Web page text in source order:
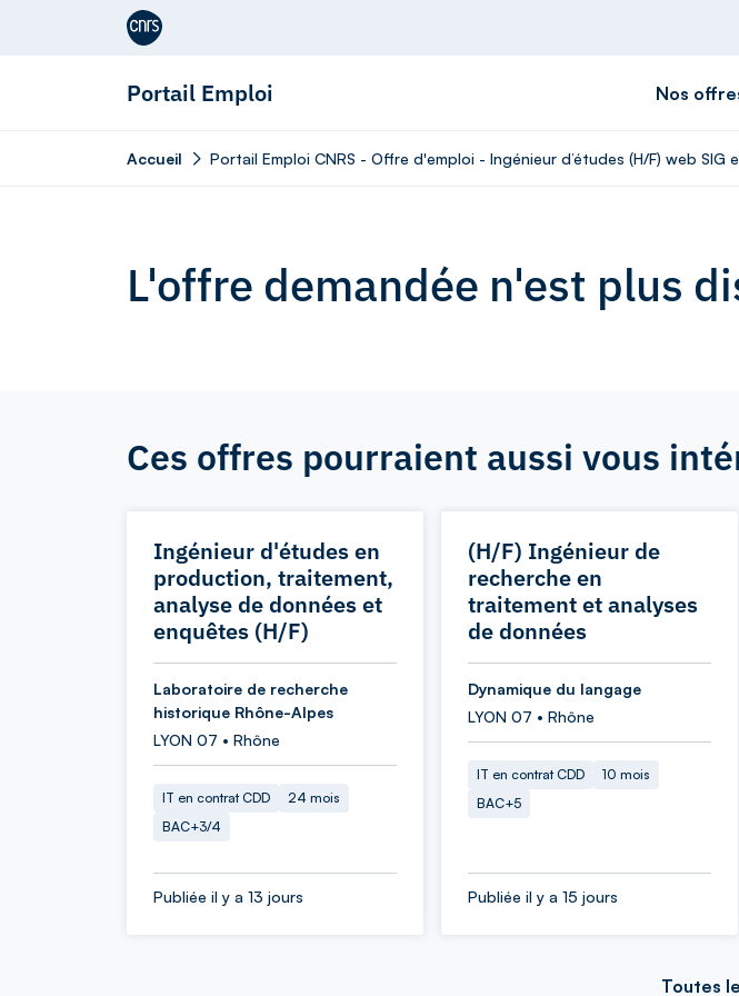
Aller au contenu
Portail Emploi Nos
Accueil Portail Emploi CNRS - Offre d'emploi - Ingénieur d’études (H/F) web
L'offre demandée n'est plus
Ces offres pourraient aussi vous
Ingénieur d'études en
production, traitement,
analyse de données et
enquêtes (H/F)
Laboratoire de recherche
historique Rhône-Alpes
LYON 07 • Rhône
IT en contrat CDD
24 mois
BAC+3/4
Publiée il y a 13 jours
(H/F) Ingénieur de
recherche en
traitement et analyses
de données
Dynamique du langage
LYON 07 • Rhône
IT en contrat CDD
10 mois
BAC+5
Publiée il y a 15 jours
Toutes